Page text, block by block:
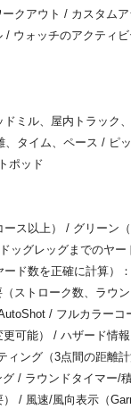
クアウト / カスタム
ウォッチのアクティ
ミル、屋内トラック
タイム、ペース / ピ
ポッド
ス以上） / グリーン
ッグレッグまでのヤ
ド数を正確に計算）
ストローク数、ラウン
/ フルカラーコ
可能） / ハザード情
ィング（3点間の距離
/ ラウンドタイマー/
/ 風速/風向表示（